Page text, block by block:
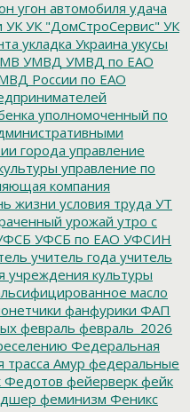
угон автомобиля удача
УК УК "ДомСтроСервис" УК
укладка Украина укусы
УМВД УМВД по ЕАО
России по ЕАО
уполномоченный по
города управление
управление по
компания
жизни условия труда УТ
урожай утро с
УФСБ по ЕАО УФСИН
учитель года учитель
учреждения культуры
масло
фанфурики ФАП
февраль февраль_2026
Федеральная
трасса Амур федеральные
Федотов фейерверк фейк
феминизм Феникс